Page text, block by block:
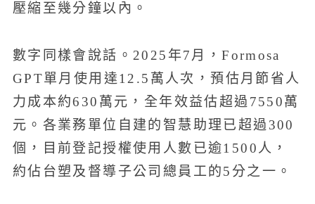
壓縮至幾分鐘以內。
數字同樣會說話。2025年7月，Formosa
GPT單月使用達12.5萬人次，預估月節省人
力成本約630萬元，全年效益估超過7550萬
元。各業務單位自建的智慧助理已超過300
個，目前登記授權使用人數已逾1500人，
約佔台塑及督導子公司總員工的5分之一。